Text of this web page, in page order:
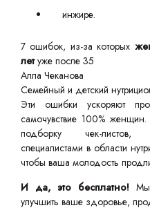
инжире.
7 ошибок, из-за которых
летуже после 35
Алла Чеканова
Семейный и детский
Эти ошибки ускоряют
самочувствие 100%
подборку чек-листов,
специалистами в области
чтобы ваша молодость
И да, это бесплатно!
улучшить ваше здоровье,